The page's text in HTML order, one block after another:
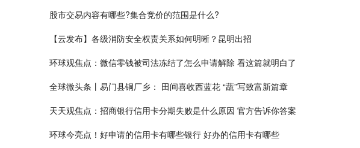
股市交易内容有哪些?集合竞价的范围是什么?
【云发布】各级消防安全权责关系如何明晰？昆明出招
环球观焦点：微信零钱被司法冻结了怎么申请解除 看这篇就明白了
全球微头条丨易门县铜厂乡： 田间喜收西蓝花 “蔬”写致富新篇章
天天观焦点：招商银行信用卡分期失败是什么原因 官方告诉你答案
环球今亮点！好申请的信用卡有哪些银行 好办的信用卡有哪些